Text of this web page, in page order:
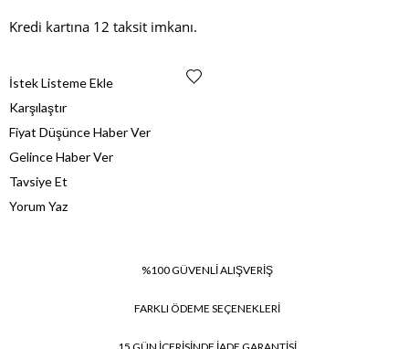
Kredi kartına 12 taksit imkanı.
İstek Listeme Ekle
Karşılaştır
Fiyat Düşünce Haber Ver
Gelince Haber Ver
Tavsiye Et
Yorum Yaz
%100 GÜVENLİ ALIŞVERİŞ
FARKLI ÖDEME SEÇENEKLERİ